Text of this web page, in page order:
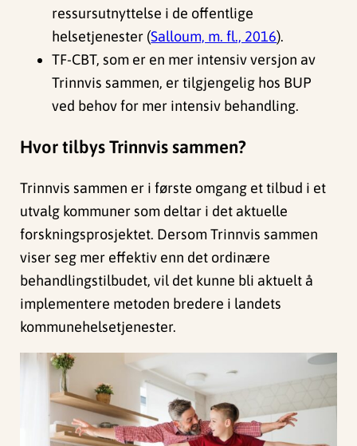
ressursutnyttelse i de offentlige
helsetjenester (Salloum, m. fl., 2016).
TF-CBT, som er en mer intensiv versjon av
Trinnvis sammen, er tilgjengelig hos BUP
ved behov for mer intensiv behandling.
Hvor tilbys Trinnvis sammen?
Trinnvis sammen er i første omgang et tilbud i et
utvalg kommuner som deltar i det aktuelle
forskningsprosjektet. Dersom Trinnvis sammen
viser seg mer effektiv enn det ordinære
behandlingstilbudet, vil det kunne bli aktuelt å
implementere metoden bredere i landets
kommunehelsetjenester.